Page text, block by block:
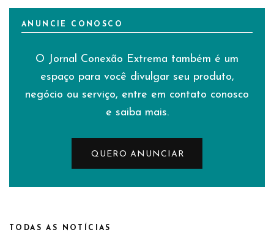
ANUNCIE CONOSCO
O Jornal Conexão Extrema também é um
espaço para você divulgar seu produto,
negócio ou serviço, entre em contato conosco
e saiba mais.
QUERO ANUNCIAR
TODAS AS NOTÍCIAS